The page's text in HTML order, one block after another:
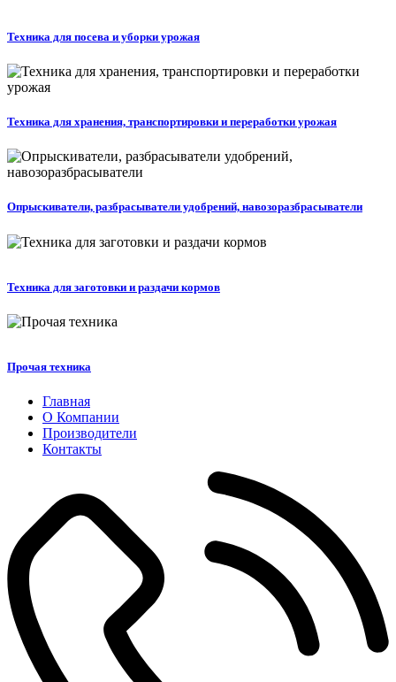
Техника для посева и уборки урожая
Техника для хранения, транспортировки и переработки урожая
Опрыскиватели, разбрасыватели удобрений, навозоразбрасыватели
Техника для заготовки и раздачи кормов
Прочая техника
Главная
О Компании
Производители
Контакты